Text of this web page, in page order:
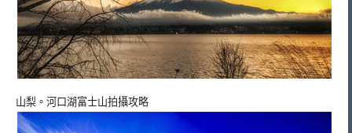
山梨。河口湖富士山拍攝攻略